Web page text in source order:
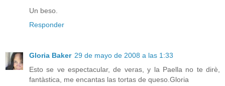
Un beso.
Responder
Gloria Baker 29 de mayo de 2008 a las 1:33
Esto se ve espectacular, de veras, y la Paella no te dirè,
fantàstica, me encantas las tortas de queso.Gloria